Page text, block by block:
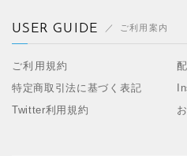
USER GUIDE ご利用案内
ご利用規約
特定商取引法に基づく表記
Twitter利用規約